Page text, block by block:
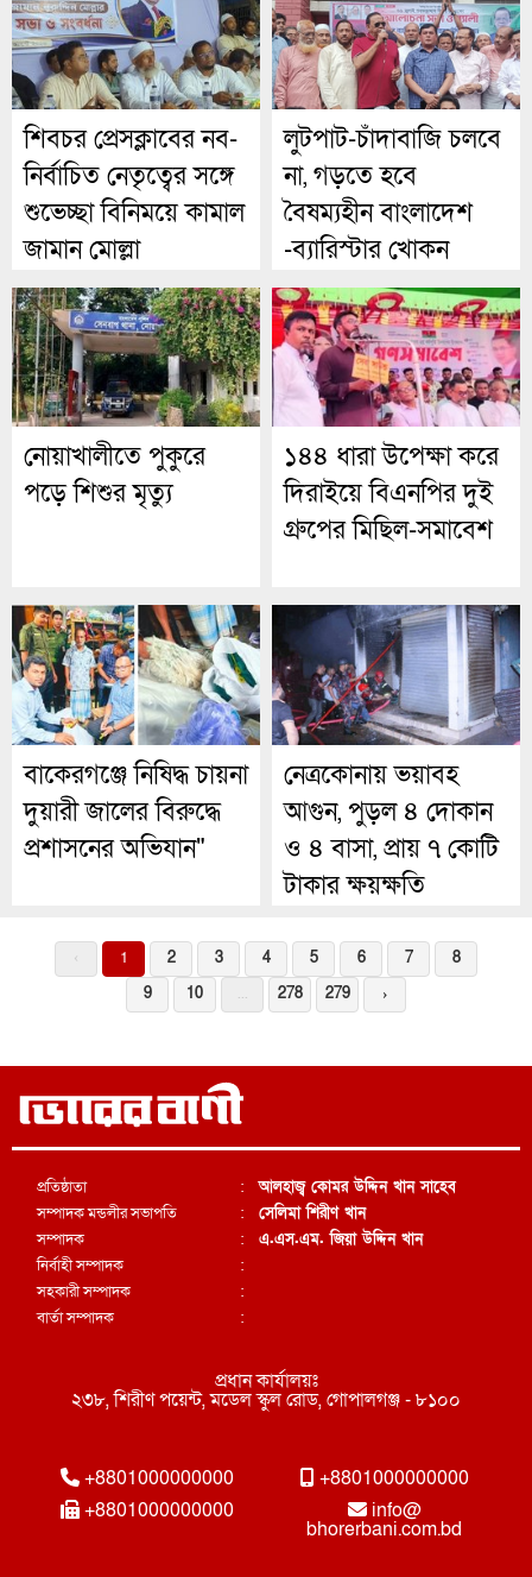
শিবচর প্রেসক্লাবের নব-
নির্বাচিত নেতৃত্বের সঙ্গে
শুভেচ্ছা বিনিময়ে কামাল
জামান মোল্লা
লুটপাট-চাঁদাবাজি চলবে
না, গড়তে হবে
বৈষম্যহীন বাংলাদেশ
-ব্যারিস্টার খোকন
নোয়াখালীতে পুকুরে
পড়ে শিশুর মৃত্যু
১৪৪ ধারা উপেক্ষা করে
দিরাইয়ে বিএনপির দুই
গ্রুপের মিছিল-সমাবেশ
বাকেরগঞ্জে নিষিদ্ধ চায়না
দুয়ারী জালের বিরুদ্ধে
প্রশাসনের অভিযান"
নেত্রকোনায় ভয়াবহ
আগুন, পুড়ল ৪ দোকান
ও ৪ বাসা, প্রায় ৭ কোটি
টাকার ক্ষয়ক্ষতি
‹ 1 2 3 4 5 6 7
8
9
10 ... 278 279 ›
প্রতিষ্ঠাতা
সম্পাদক মন্ডলীর সভাপতি
সম্পাদক
নির্বাহী সম্পাদক
সহকারী সম্পাদক
বার্তা সম্পাদক
:
:
:
:
:
:
আলহাজ্ব কোমর উদ্দিন খান সাহেব
সেলিমা শিরীণ খান
এ.এস.এম. জিয়া উদ্দিন খান
প্রধান কার্যালয়ঃ
২৩৮, শিরীণ পয়েন্ট, মডেল স্কুল রোড, গোপালগঞ্জ - ৮১০০
+8801000000000
+8801000000000
+8801000000000
info@
bhorerbani.com.bd